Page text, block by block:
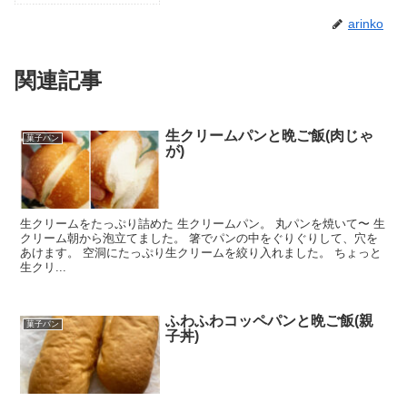
arinko
関連記事
菓子パン
生クリームパンと晩ご飯(肉じゃ
が)
生クリームをたっぷり詰めた 生クリームパン。 丸パンを焼いて〜 生
クリーム朝から泡立てました。 箸でパンの中をぐりぐりして、穴を
あけます。 空洞にたっぷり生クリームを絞り入れました。 ちょっと
生クリ...
菓子パン
ふわふわコッペパンと晩ご飯(親
子丼)